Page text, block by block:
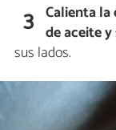
3 Calienta
de aceite
sus lados.